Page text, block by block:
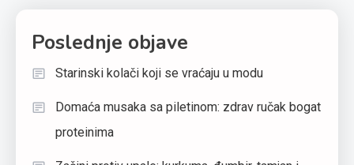
Poslednje objave
Starinski kolači koji se vraćaju u modu
Domaća musaka sa piletinom: zdrav ručak bogat
proteinima